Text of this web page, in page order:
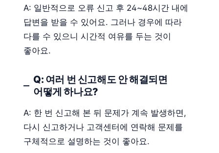
A: 일반적으로 오류 신고 후 24~48시간 내에
답변을 받을 수 있어요. 그러나 경우에 따라
다를 수 있으니 시간적 여유를 두는 것이
좋아요.
Q: 여러 번 신고해도 안 해결되면
어떻게 하나요?
A: 한 번 신고해 본 뒤 문제가 계속 발생하면,
다시 신고하거나 고객센터에 연락해 문제를
구체적으로 설명하는 것이 좋아요.